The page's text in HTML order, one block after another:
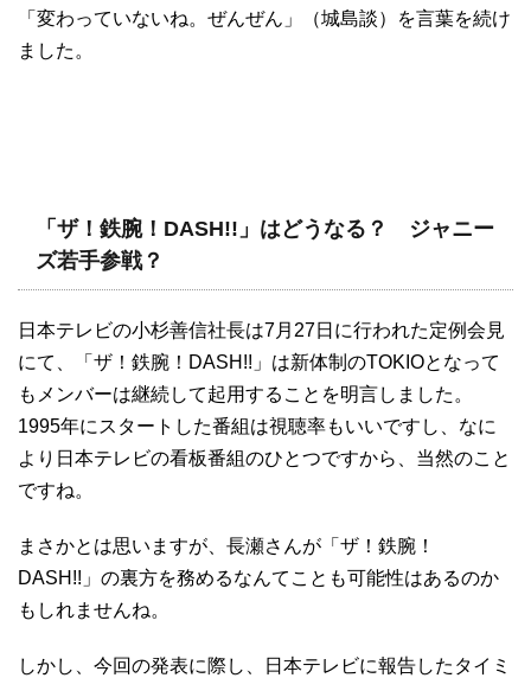
「変わっていないね。ぜんぜん」（城島談）を言葉を続け
ました。
「ザ！鉄腕！DASH!!」はどうなる？ ジャニー
ズ若手参戦？
日本テレビの小杉善信社長は7月27日に行われた定例会見
にて、「ザ！鉄腕！DASH!!」は新体制のTOKIOとなって
もメンバーは継続して起用することを明言しました。
1995年にスタートした番組は視聴率もいいですし、なに
より日本テレビの看板番組のひとつですから、当然のこと
ですね。
まさかとは思いますが、長瀬さんが「ザ！鉄腕！
DASH!!」の裏方を務めるなんてことも可能性はあるのか
もしれませんね。
しかし、今回の発表に際し、日本テレビに報告したタイミ